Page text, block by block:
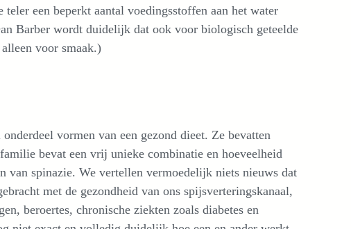
een beperkt aantal voedingsstoffen aan het water
Barber wordt duidelijk dat ook voor biologisch geteelde
voor smaak.)
vormen van een gezond dieet. Ze bevatten
bevat een vrij unieke combinatie en hoeveelheid
van spinazie. We vertellen vermoedelijk niets nieuws dat
met de gezondheid van ons spijsverteringskanaal,
beroertes, chronische ziekten zoals diabetes en